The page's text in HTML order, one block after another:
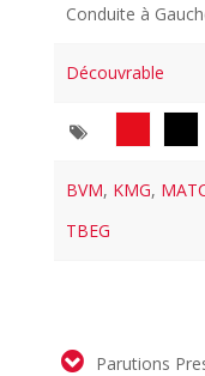
Conduite à
Découvrable
BVM, KMG,
TBEG
Parutions